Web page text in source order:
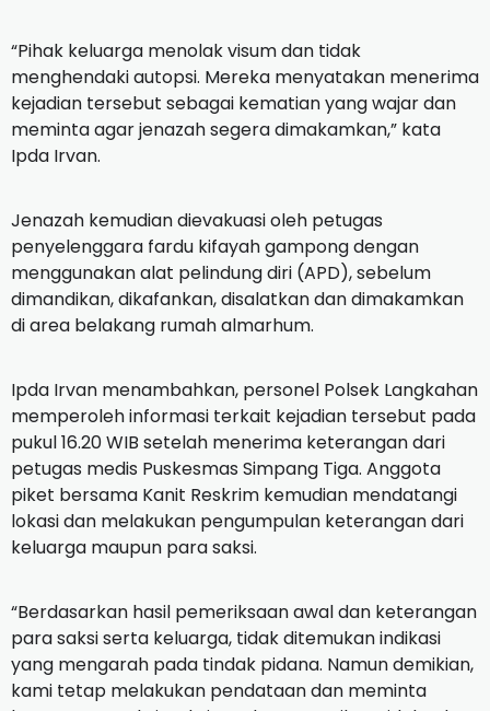
“Pihak keluarga menolak visum dan tidak
menghendaki autopsi. Mereka menyatakan menerima
kejadian tersebut sebagai kematian yang wajar dan
meminta agar jenazah segera dimakamkan,” kata
Ipda Irvan.
Jenazah kemudian dievakuasi oleh petugas
penyelenggara fardu kifayah gampong dengan
menggunakan alat pelindung diri (APD), sebelum
dimandikan, dikafankan, disalatkan dan dimakamkan
di area belakang rumah almarhum.
Ipda Irvan menambahkan, personel Polsek Langkahan
memperoleh informasi terkait kejadian tersebut pada
pukul 16.20 WIB setelah menerima keterangan dari
petugas medis Puskesmas Simpang Tiga. Anggota
piket bersama Kanit Reskrim kemudian mendatangi
lokasi dan melakukan pengumpulan keterangan dari
keluarga maupun para saksi.
“Berdasarkan hasil pemeriksaan awal dan keterangan
para saksi serta keluarga, tidak ditemukan indikasi
yang mengarah pada tindak pidana. Namun demikian,
kami tetap melakukan pendataan dan meminta